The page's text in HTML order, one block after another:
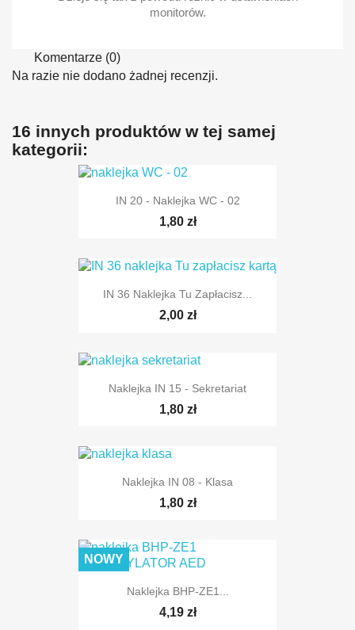
monitorów.
Komentarze (0)
Na razie nie dodano żadnej recenzji.
16 innych produktów w tej samej
kategorii:
IN 20 - Naklejka WC - 02
1,80 zł
IN 36 Naklejka Tu Zapłacisz...
2,00 zł
Naklejka IN 15 - Sekretariat
1,80 zł
Naklejka IN 08 - Klasa
1,80 zł
Naklejka BHP-ZE1...
4,19 zł
NOWY